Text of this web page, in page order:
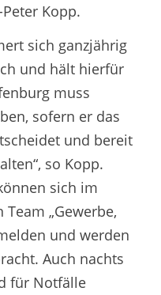
Kopp.
sich ganzjährig
und hält hierfür
muss
sofern er das
und bereit
so Kopp.
sich im
„Gewerbe,
und werden
Auch nachts
für Notfälle